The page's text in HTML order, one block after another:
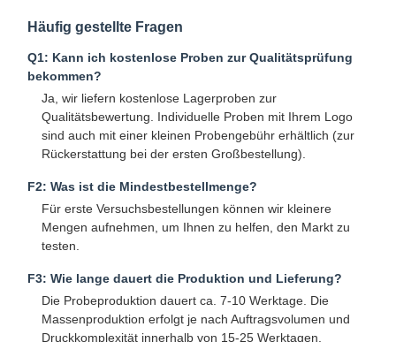
Qualitätskont
Rolle
Uns
Plaudern Sie
Jetzt
Papierkaffeetasse
Eiscreme-Papier-Schale
Häufig gestellte Fragen
Q1: Kann ich kostenlose Proben zur Qualitätsprüfung
bekommen?
Ja, wir liefern kostenlose Lagerproben zur
Qualitätsbewertung. Individuelle Proben mit Ihrem Logo
sind auch mit einer kleinen Probengebühr erhältlich (zur
Rückerstattung bei der ersten Großbestellung).
F2: Was ist die Mindestbestellmenge?
Für erste Versuchsbestellungen können wir kleinere
Mengen aufnehmen, um Ihnen zu helfen, den Markt zu
testen.
F3: Wie lange dauert die Produktion und Lieferung?
Die Probeproduktion dauert ca. 7-10 Werktage. Die
Massenproduktion erfolgt je nach Auftragsvolumen und
Druckkomplexität innerhalb von 15-25 Werktagen.